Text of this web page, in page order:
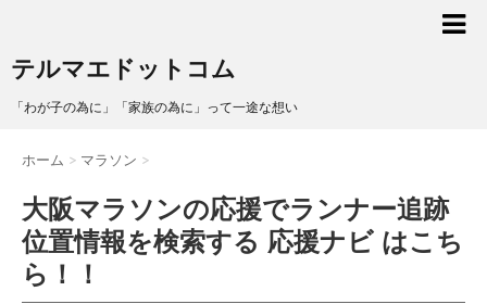
テルマエドットコム
「わが子の為に」「家族の為に」って一途な想い
ホーム > マラソン >
大阪マラソンの応援でランナー追跡
位置情報を検索する 応援ナビ はこち
ら！！